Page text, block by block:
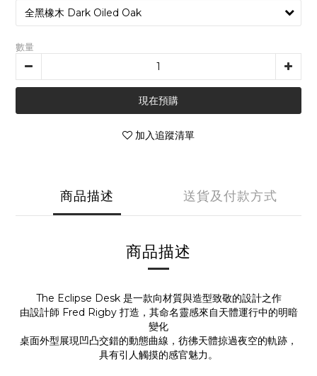
數量
現在預購
加入追蹤清單
商品描述 送貨及付款方式
商品描述
The Eclipse Desk 是一款向材質與造型致敬的設計之作
由設計師 Fred Rigby 打造，其命名靈感來自天體運行中的明暗
變化
桌面外型展現凹凸交錯的動態曲線，彷彿天體掠過夜空的軌跡，
具有引人觸摸的感官魅力。